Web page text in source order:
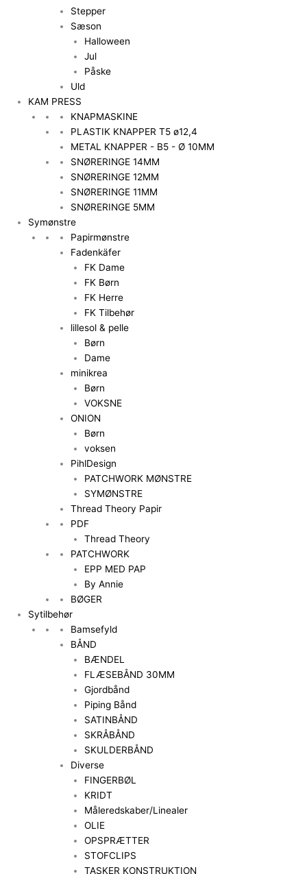
Stepper
Sæson
Halloween
Jul
Påske
Uld
KAM PRESS
KNAPMASKINE
PLASTIK KNAPPER T5 ø12,4
METAL KNAPPER - B5 - Ø 10MM
SNØRERINGE 14MM
SNØRERINGE 12MM
SNØRERINGE 11MM
SNØRERINGE 5MM
Symønstre
Papirmønstre
Fadenkäfer
FK Dame
FK Børn
FK Herre
FK Tilbehør
lillesol & pelle
Børn
Dame
minikrea
Børn
VOKSNE
ONION
Børn
voksen
PihlDesign
PATCHWORK MØNSTRE
SYMØNSTRE
Thread Theory Papir
PDF
Thread Theory
PATCHWORK
EPP MED PAP
By Annie
BØGER
Sytilbehør
Bamsefyld
BÅND
BÆNDEL
FLÆSEBÅND 30MM
Gjordbånd
Piping Bånd
SATINBÅND
SKRÅBÅND
SKULDERBÅND
Diverse
FINGERBØL
KRIDT
Måleredskaber/Linealer
OLIE
OPSPRÆTTER
STOFCLIPS
TASKER KONSTRUKTION